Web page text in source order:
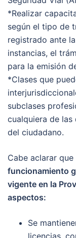
*Realizar
según el tipo de
registrado ante
instancias, el
para la emisión
*Clases que
subclases
cualquiera de las
del ciudadano.
Cabe aclarar que
funcionamiento
vigente en la
aspectos:
Se
licencias,